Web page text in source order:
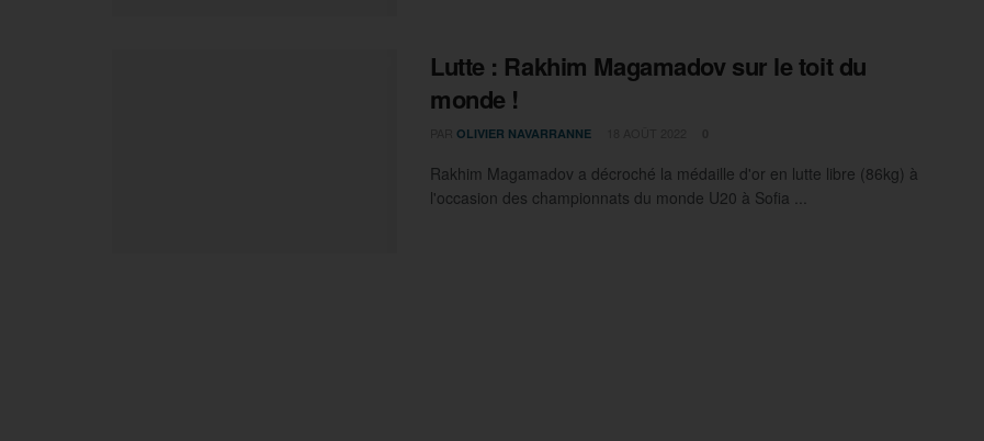
Lutte : Rakhim Magamadov sur le toit du
monde !
OLIVIER NAVARRANNE
Rakhim Magamadov a décroché la médaille d'or en lutte libre (86kg) à
l'occasion des championnats du monde U20 à Sofia ...